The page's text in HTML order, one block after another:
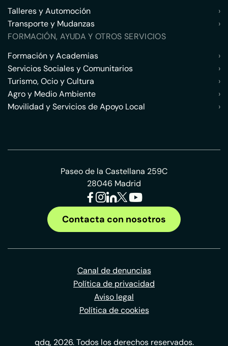
Talleres y Automoción
›
Transporte y Mudanzas
›
FORMACIÓN, AYUDA Y OTROS SERVICIOS
Formación y Academias
›
Servicios Sociales y Comunitarios
›
Turismo, Ocio y Cultura
›
Agro y Medio Ambiente
›
Movilidad y Servicios de Apoyo Local
›
Paseo de la Castellana 259C
28046 Madrid
Contacta con nosotros
Canal de denuncias
Política de privacidad
Aviso legal
Política de cookies
qdq, 2026. Todos los derechos reservados.